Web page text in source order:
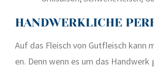
HANDWERKLICHE
Auf das Fleisch von Gut­fleisch kann
en. Denn wenn es um das Hand­werk